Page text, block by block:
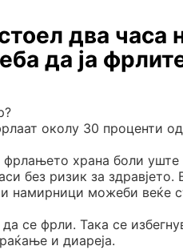
два часа
да ја
околу 30 проценти од
фрлањето храна боли уште
без ризик за здравјето.
намирници можеби веќе
се фрли. Така се
и диареја.